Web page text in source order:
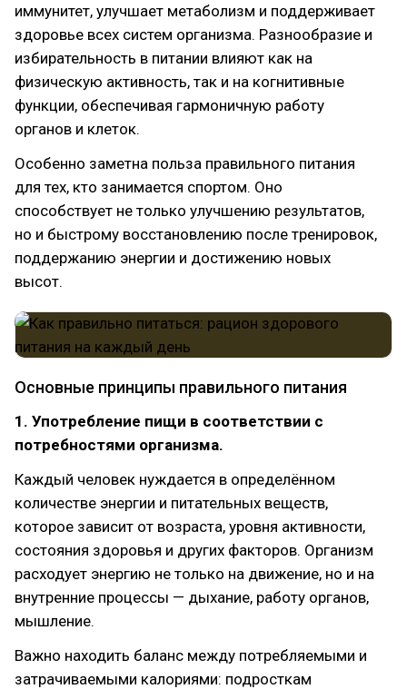
иммунитет, улучшает метаболизм и поддерживает
здоровье всех систем организма. Разнообразие и
избирательность в питании влияют как на
физическую активность, так и на когнитивные
функции, обеспечивая гармоничную работу
органов и клеток.
Особенно заметна польза правильного питания
для тех, кто занимается спортом. Оно
способствует не только улучшению результатов,
но и быстрому восстановлению после тренировок,
поддержанию энергии и достижению новых
высот.
Основные принципы правильного питания
1. Употребление пищи в соответствии с
потребностями организма.
Каждый человек нуждается в определённом
количестве энергии и питательных веществ,
которое зависит от возраста, уровня активности,
состояния здоровья и других факторов. Организм
расходует энергию не только на движение, но и на
внутренние процессы — дыхание, работу органов,
мышление.
Важно находить баланс между потребляемыми и
затрачиваемыми калориями: подросткам